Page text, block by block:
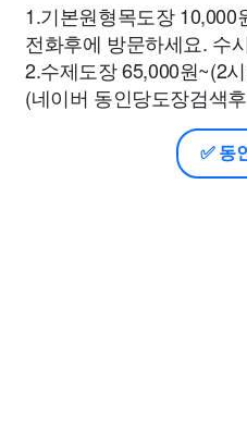
1.기본원형목도장 10,000
전화후에 방문하세요. 수
2.수제도장 65,000원~(2
(네이버 동인당도장검색
✅ 동